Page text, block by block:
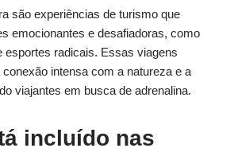
são experiências de turismo que
emocionantes e desafiadoras, como
esportes radicais. Essas viagens
intensa com a natureza e a
viajantes em busca de adrenalina.
incluído nas